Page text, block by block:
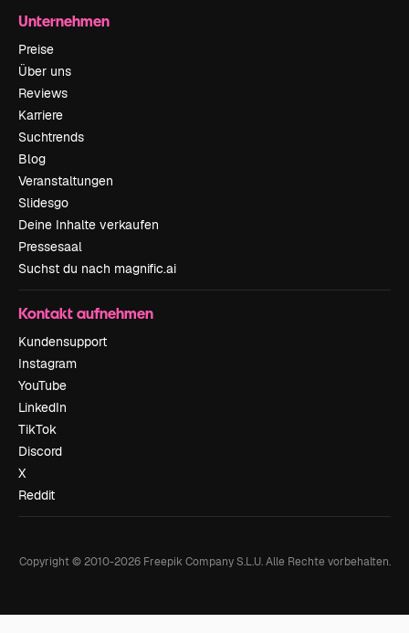
Unternehmen
Preise
Über uns
Reviews
Karriere
Suchtrends
Blog
Veranstaltungen
Slidesgo
Deine Inhalte verkaufen
Pressesaal
Suchst du nach magnific.ai
Kontakt aufnehmen
Kundensupport
Instagram
YouTube
LinkedIn
TikTok
Discord
X
Reddit
Copyright © 2010-2026Freepik Company S.L.U. Alle Rechte vorbehalten.